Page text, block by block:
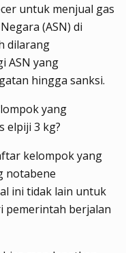
untuk menjual gas
(ASN) di
dilarang
ASN yang
hingga sanksi.
yang
elpiji 3 kg?
kelompok yang
notabene
ini tidak lain untuk
pemerintah berjalan